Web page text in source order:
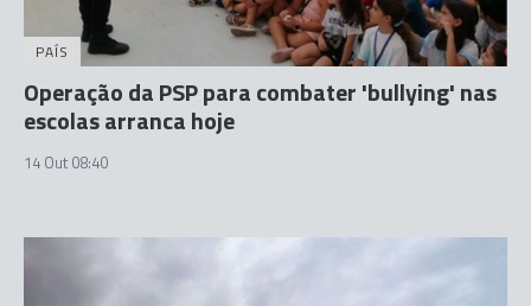
PAÍS
Operação da PSP para combater 'bullying' nas
escolas arranca hoje
14 Out 08:40